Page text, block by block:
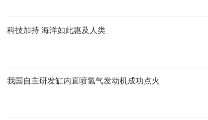
科技加持 海洋如此惠及人类
我国自主研发缸内直喷氢气发动机成功点火